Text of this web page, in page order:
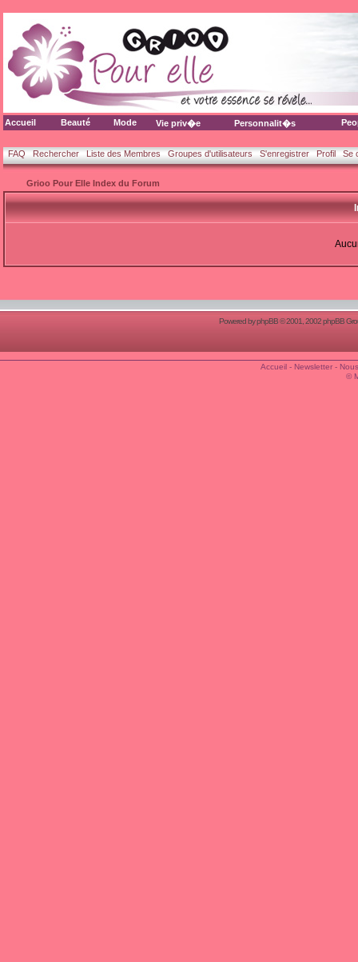
Accueil Beauté Mode Vie priv�e Personnalit�s
FAQ Rechercher Liste des Membres Groupes d'utilisateurs S'enregistrer Profil Se
Grioo Pour Elle Index du Forum
Powered byphpBB© 2001, 2002 phpBB
Accueil- Newsletter-
©